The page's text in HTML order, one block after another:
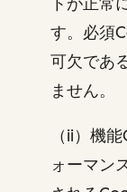
す。必須
可欠であ
ません。
（ii）機
ォーマン